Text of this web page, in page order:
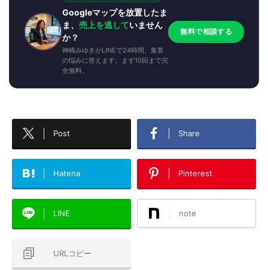
Googleマップを放置したま
ま、 売上を逃していません
か？
神崎みゆきがLINEで24時間、集客
の悩みに答えます。まず10回まで完
全無料。
無料で相談する
Post Share
Hatena Pinterest
LINE note
URLコピー